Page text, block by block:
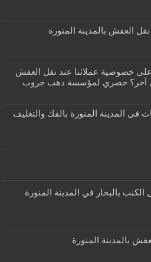
العفش بالمدينة المنورة
خصوصية عملائنا عند نقل العفش
آخر؟ حصري لمؤسسة دهب جروب
فى المدينة المنورة بالفك والتغليف
بالبخار في المدينة المنورة
بالمدينة المنورة